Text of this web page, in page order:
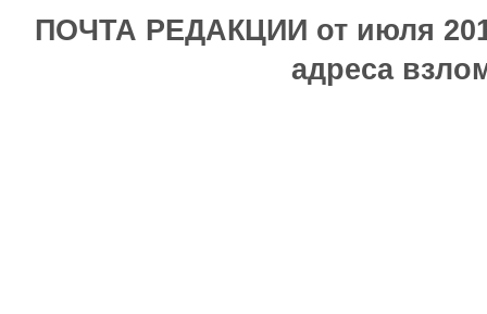
ПОЧТА РЕДАКЦИИ от июля
адреса